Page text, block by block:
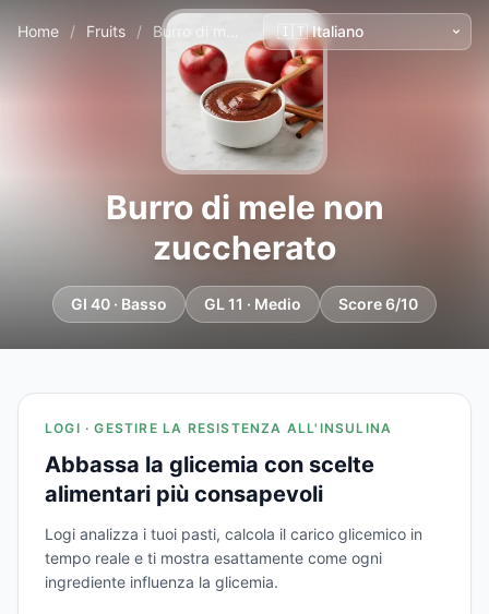
Home / Fruits / Burro di mele non zuccherato
Burro di mele non
zuccherato
GI 40 · Basso GL 11 · Medio Score 6/10
LOGI · GESTIRE LA RESISTENZA ALL'INSULINA
Abbassa la glicemia con scelte
alimentari più consapevoli
Logi analizza i tuoi pasti, calcola il carico glicemico in
tempo reale e ti mostra esattamente come ogni
ingrediente influenza la glicemia.